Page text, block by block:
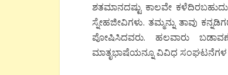
ಶತಮಾನದಷ್ಟು ಕಾಲವೇ
ಸ್ನೇಹಜೀವಿಗಳು. ತಮ್ಮನ್ನು ತಾವು
ಪೋಷಿಸಿದವರು. ಹಲವಾರು
ಮಾತೃಭಾಷೆಯನ್ನೂ ವಿವಿಧ ಸಂಘಟನೆಗಳ